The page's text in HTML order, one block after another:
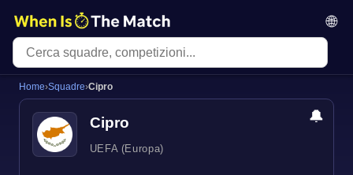
🌐
Home›Squadre›Cipro
Cipro
UEFA (Europa)
🔔